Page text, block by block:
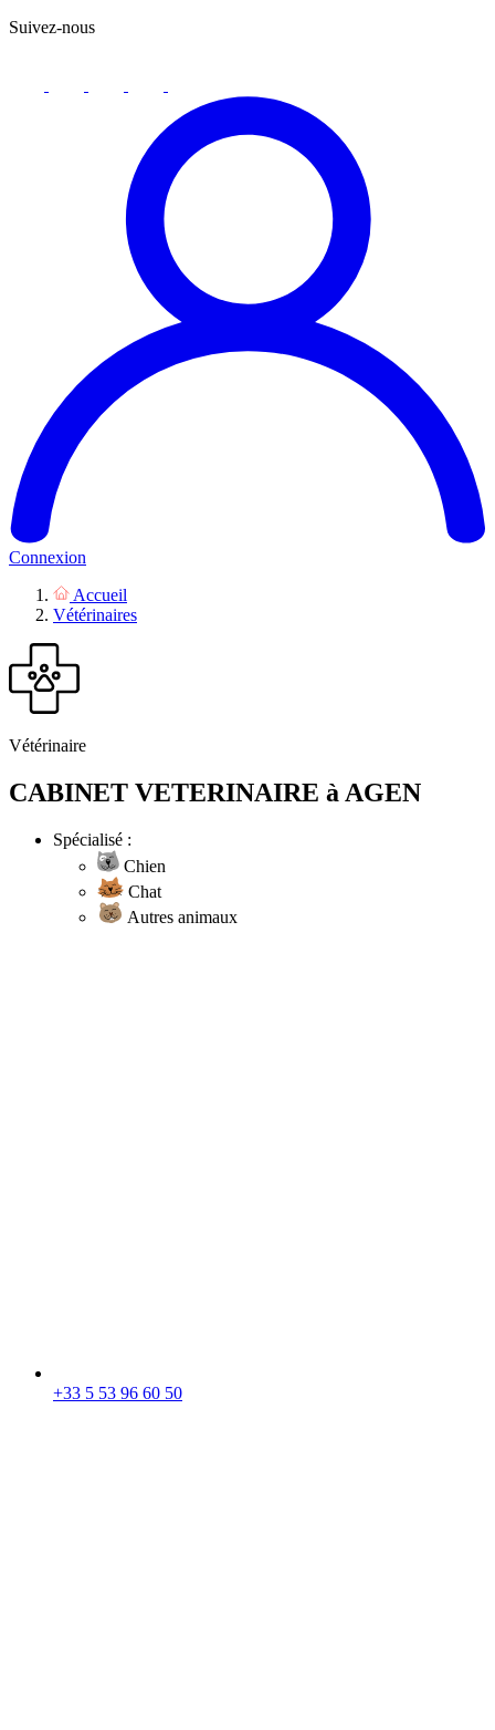
Suivez-nous
Connexion
Accueil
Vétérinaires
Vétérinaire
CABINET VETERINAIRE à AGEN
Spécialisé :
Chien
Chat
Autres animaux
+33 5 53 96 60 50